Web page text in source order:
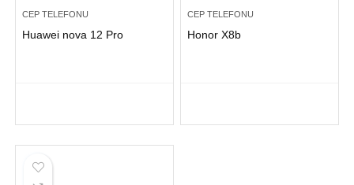
CEP TELEFONU
Huawei nova 12 Pro
CEP TELEFONU
Honor X8b